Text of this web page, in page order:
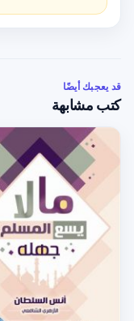
قد يعجبك أيضًا
كتب مشابهة